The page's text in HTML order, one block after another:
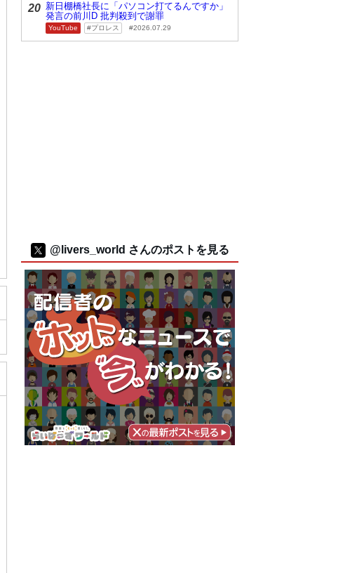
20 新日棚橋社長に「パソコン打てるんですか」
発言の前川D 批判殺到で謝罪
YouTube プロレス 2026.07.29
@livers_world さんのポストを見る